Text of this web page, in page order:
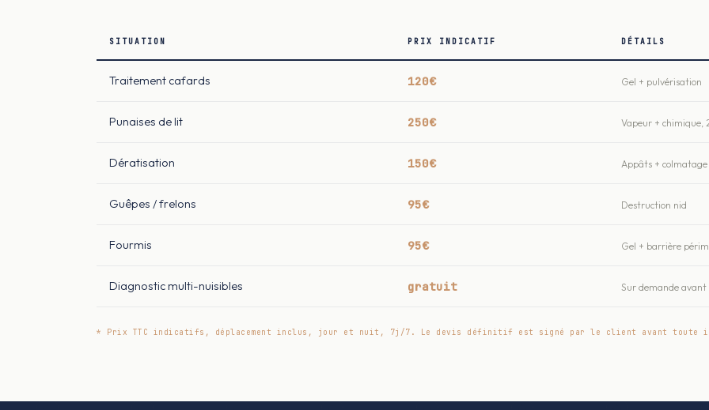
SITUATION PRIX INDICATIF DÉTAILS
Traitement cafards 120€ Gel + pulvérisation
Punaises de lit 250€ Vapeur + chimique,
Dératisation 150€ Appâts + colmatage
Guêpes / frelons 95€ Destruction nid
Fourmis 95€ Gel + barrière
Diagnostic multi-nuisibles gratuit Sur demande
* Prix TTC indicatifs, déplacement inclus, jour et nuit, 7j/7. Le devis définitif est signé par le client avant toute